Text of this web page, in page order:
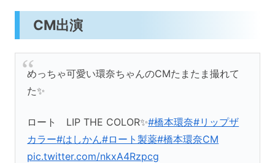
CM出演
めっちゃ可愛い環奈ちゃんのCMたまたま撮れて
た✨
ロート LIP THE COLOR✨#橋本環奈#リップザ
カラー#はしかん#ロート製薬#橋本環奈CM
pic.twitter.com/nkxA4Rzpcg